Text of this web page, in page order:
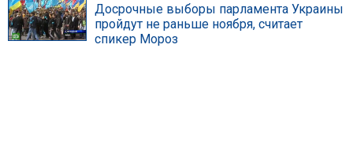
Досрочные выборы парламента Украины
пройдут не раньше ноября, считает
спикер Мороз